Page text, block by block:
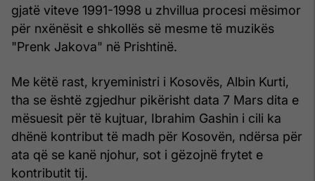
gjatë viteve 1991-1998 u zhvillua procesi mësimor
për nxënësit e shkollës së mesme të muzikës
"Prenk Jakova" në Prishtinë.
Me këtë rast, kryeministri i Kosovës, Albin Kurti,
tha se është zgjedhur pikërisht data 7 Mars dita e
mësuesit për të kujtuar, Ibrahim Gashin i cili ka
dhënë kontribut të madh për Kosovën, ndërsa për
ata që se kanë njohur, sot i gëzojnë frytet e
kontributit tij.